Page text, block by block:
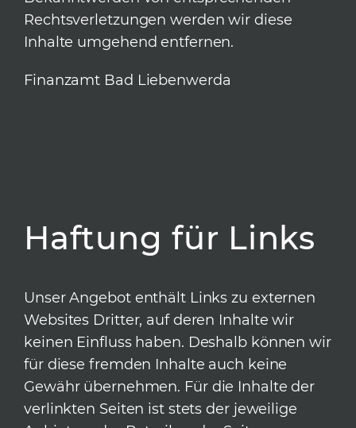
Rechtsverletzungen werden wir diese
Inhalte umgehend entfernen.
Finanzamt Bad Liebenwerda
Haftung für Links
Unser Angebot enthält Links zu externen
Websites Dritter, auf deren Inhalte wir
keinen Einfluss haben. Deshalb können wir
für diese fremden Inhalte auch keine
Gewähr übernehmen. Für die Inhalte der
verlinkten Seiten ist stets der jeweilige